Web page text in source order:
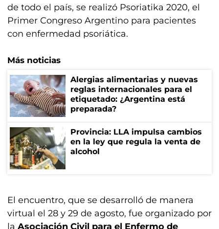
de todo el país, se realizó Psoriatika 2020, el
Primer Congreso Argentino para pacientes
con enfermedad psoriática.
Más noticias
Alergias alimentarias y nuevas
reglas internacionales para el
etiquetado: ¿Argentina está
preparada?
Provincia: LLA impulsa cambios
en la ley que regula la venta de
alcohol
El encuentro, que se desarrolló de manera
virtual el 28 y 29 de agosto, fue organizado por
la Asociación Civil para el Enfermo de